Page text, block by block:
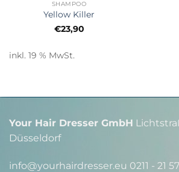
SHAMPOO
Yellow Killer
€23,90
inkl. 19 % MwSt.
Your Hair Dresser GmbH
Düsseldorf
info@yourhairdresser.eu 0211 - 21